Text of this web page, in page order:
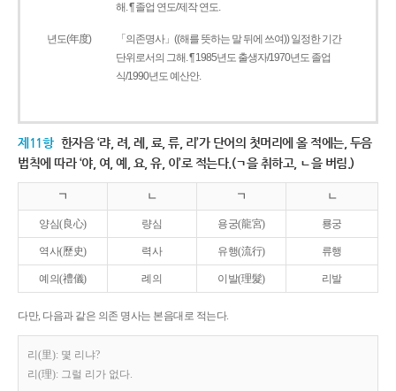
해. ¶ 졸업 연도/제작 연도.
년도(年度)
「의존명사」((해를 뜻하는 말 뒤에 쓰여)) 일정한 기간
단위로서의 그해. ¶ 1985년도 출생자/1970년도 졸업
식/1990년도 예산안.
제11항 한자음 ‘랴, 려, 례, 료, 류, 리’가 단어의 첫머리에 올 적에는, 두음
법칙에 따라 ‘야, 여, 예, 요, 유, 이’로 적는다.(ㄱ을 취하고, ㄴ을 버림.)
ㄱ ㄴ ㄱ ㄴ
양심(良心) 량심 용궁(龍宮) 룡궁
역사(歷史) 력사 유행(流行) 류행
예의(禮儀) 례의 이발(理髮) 리발
다만, 다음과 같은 의존 명사는 본음대로 적는다.
리(里): 몇 리냐?
리(理): 그럴 리가 없다.